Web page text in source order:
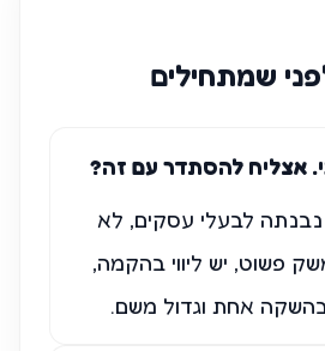
שמתחילים
אצליח להסתדר עם זה?
נבנתה לבעלי עסקים, לא
פשוט, יש ליווי בהקמה,
אחת וגדול משם.